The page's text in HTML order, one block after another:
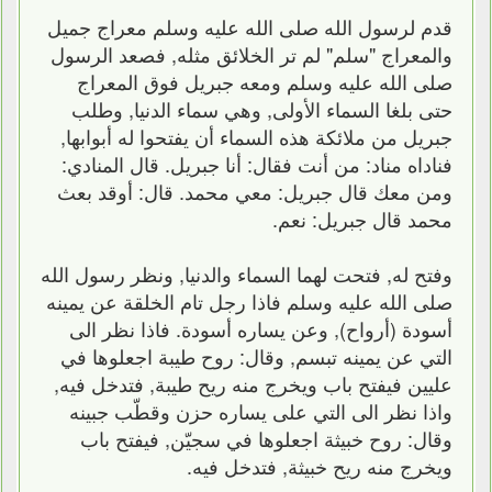
قدم لرسول الله صلى الله عليه وسلم معراج جميل
والمعراج "سلم" لم تر الخلائق مثله, فصعد الرسول
صلى الله عليه وسلم ومعه جبريل فوق المعراج
حتى بلغا السماء الأولى, وهي سماء الدنيا, وطلب
جبريل من ملائكة هذه السماء أن يفتحوا له أبوابها,
فناداه مناد: من أنت فقال: أنا جبريل. قال المنادي:
ومن معك قال جبريل: معي محمد. قال: أوقد بعث
محمد قال جبريل: نعم.
وفتح له, فتحت لهما السماء والدنيا, ونظر رسول الله
صلى الله عليه وسلم فاذا رجل تام الخلقة عن يمينه
أسودة (أرواح), وعن يساره أسودة. فاذا نظر الى
التي عن يمينه تبسم, وقال: روح طيبة اجعلوها في
عليين فيفتح باب ويخرج منه ريح طيبة, فتدخل فيه,
واذا نظر الى التي على يساره حزن وقطّب جبينه
وقال: روح خبيثة اجعلوها في سجيّن, فيفتح باب
ويخرج منه ريح خبيثة, فتدخل فيه.